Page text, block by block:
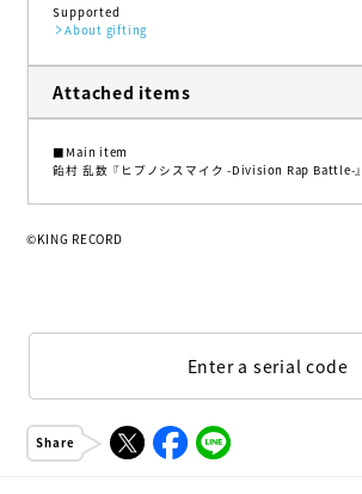
Supported
About gifting
Attached items
■Main item
飴村 乱数『ヒプノシスマイク -Division Rap Battle-』
©KING RECORD
Enter a serial code
Share